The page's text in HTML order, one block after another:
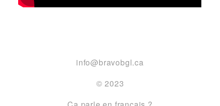
info@bravobgl.ca
© 2023